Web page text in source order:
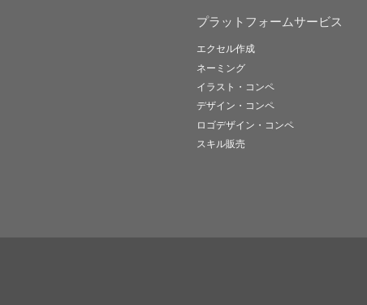
プラットフォームサービス
エクセル作成
ネーミング
イラスト・コンペ
デザイン・コンペ
ロゴデザイン・コンペ
スキル販売